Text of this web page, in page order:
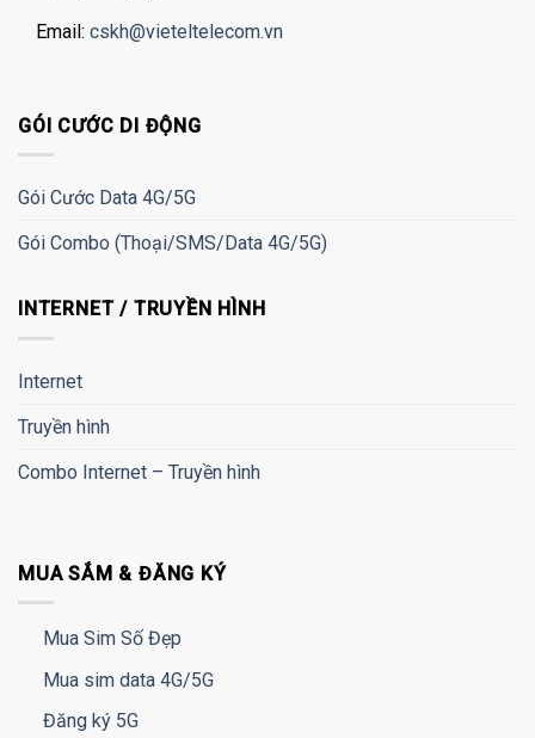
Email: cskh@vieteltelecom.vn
GÓI CƯỚC DI ĐỘNG
Gói Cước Data 4G/5G
Gói Combo (Thoại/SMS/Data 4G/5G)
INTERNET / TRUYỀN HÌNH
Internet
Truyền hình
Combo Internet – Truyền hình
MUA SẮM & ĐĂNG KÝ
Mua Sim Số Đẹp
Mua sim data 4G/5G
Đăng ký 5G